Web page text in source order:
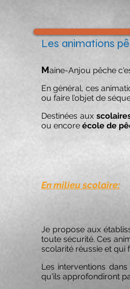
Les animations
Maine-Anjou pêche
En général, ces
ou faire l’objet de
Destinées aux
ou encore école de
En milieu scolaire:
Je propose aux
toute sécurité. Ces
scolarité réussie et qui
Les interventions
qu'ils approfondiront